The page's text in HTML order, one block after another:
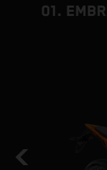
01.